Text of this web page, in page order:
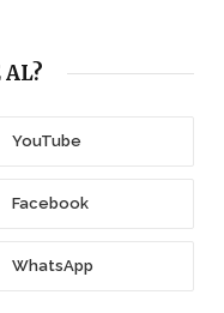
YouTube
Facebook
WhatsApp